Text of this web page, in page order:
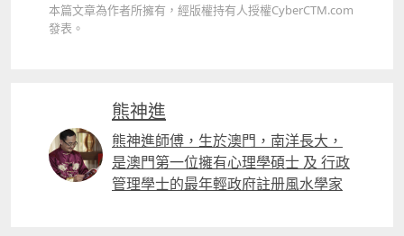
本篇文章為作者所擁有，經版權持有人授權CyberCTM.com
發表。
熊神進
熊神進師傅，生於澳門，南洋長大，
是澳門第一位擁有心理學碩士 及 行政
管理學士的最年輕政府註册風水學家